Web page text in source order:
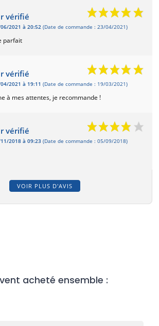
vérifié
2021 à 20:52 (Date de commande : 23/04/2021)
parfait
vérifié
2021 à 19:11 (Date de commande : 19/03/2021)
à mes attentes, je recommande !
vérifié
2018 à 09:23 (Date de commande : 05/09/2018)
VOIR PLUS D'AVIS
acheté ensemble :